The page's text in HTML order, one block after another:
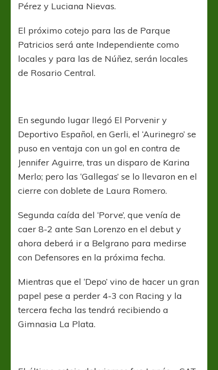
Pérez y Luciana Nievas.
El próximo cotejo para las de Parque
Patricios será ante Independiente como
locales y para las de Núñez, serán locales
de Rosario Central.
En segundo lugar llegó El Porvenir y
Deportivo Español, en Gerli, el ‘Aurinegro’ se
puso en ventaja con un gol en contra de
Jennifer Aguirre, tras un disparo de Karina
Merlo; pero las ‘Gallegas’ se lo llevaron en el
cierre con doblete de Laura Romero.
Segunda caída del ‘Porve’, que venía de
caer 8-2 ante San Lorenzo en el debut y
ahora deberá ir a Belgrano para medirse
con Defensores en la próxima fecha.
Mientras que el ‘Depo’ vino de hacer un gran
papel pese a perder 4-3 con Racing y la
tercera fecha las tendrá recibiendo a
Gimnasia La Plata.